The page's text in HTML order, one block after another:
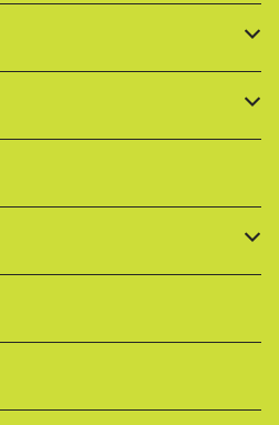
ルミゲート）
用アルミゲート）
ート）
）
ゲート)